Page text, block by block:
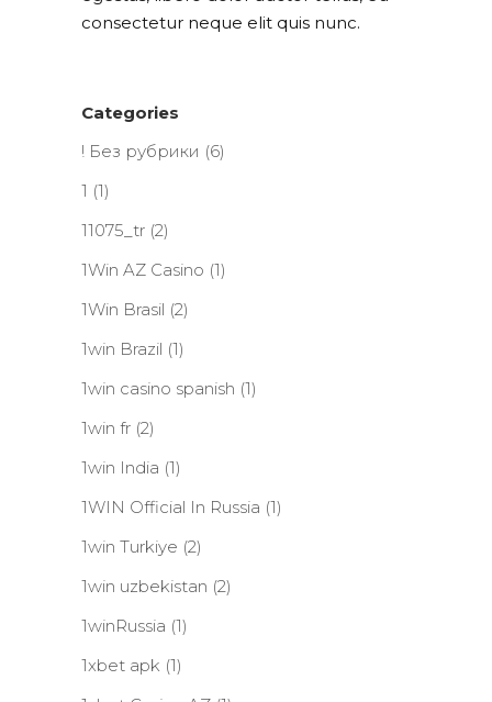
consectetur neque elit quis nunc.
Categories
! Без рубрики (6)
1 (1)
11075_tr (2)
1Win AZ Casino (1)
1Win Brasil (2)
1win Brazil (1)
1win casino spanish (1)
1win fr (2)
1win India (1)
1WIN Official In Russia (1)
1win Turkiye (2)
1win uzbekistan (2)
1winRussia (1)
1xbet apk (1)